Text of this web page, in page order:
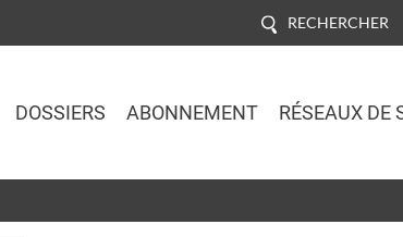
RECHERCHER
DOSSIERS ABONNEMENT RÉSEAUX DE